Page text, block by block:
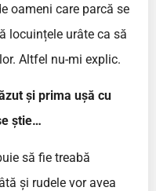
oameni care parcă se
locuințele urâte ca să
Altfel nu-mi explic.
și prima ușă cu
știe…
să fie treabă
și rudele vor avea